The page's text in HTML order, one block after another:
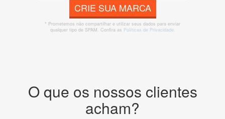
CRIE SUA MARCA
* Prometemos não compartilhar e utilizar seus dados para enviar
qualquer tipo de SPAM. Confira as Políticas de Privacidade.
O que os nossos clientes
acham?